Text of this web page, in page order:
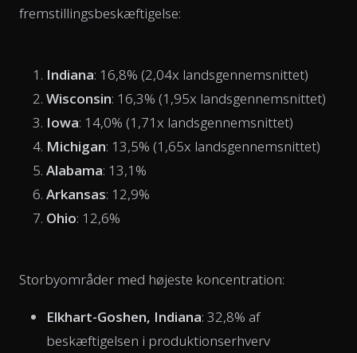
fremstillingsbeskæftigelse:
Indiana: 16,8% (2,04x landsgennemsnittet)
Wisconsin: 16,3% (1,95x landsgennemsnittet)
Iowa: 14,0% (1,71x landsgennemsnittet)
Michigan: 13,5% (1,65x landsgennemsnittet)
Alabama: 13,1%
Arkansas: 12,9%
Ohio: 12,6%
Storbyområder med højeste koncentration:
Elkhart-Goshen, Indiana: 32,8% af
beskæftigelsen i produktionserhverv